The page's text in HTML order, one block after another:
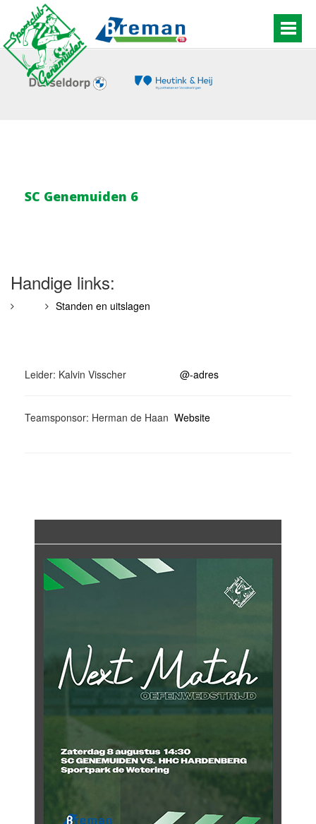
SC Genemuiden 6
Handige links:
Standen en uitslagen
Leider: Kalvin Visscher @-adres
Teamsponsor: Herman de Haan Website